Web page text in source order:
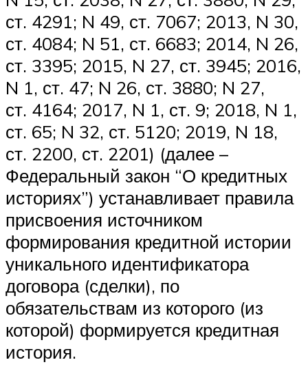
ст. 4291; N 49, ст. 7067; 2013, N 30,
ст. 4084; N 51, ст. 6683; 2014, N 26,
ст. 3395; 2015, N 27, ст. 3945; 2016,
N 1, ст. 47; N 26, ст. 3880; N 27,
ст. 4164; 2017, N 1, ст. 9; 2018, N 1,
ст. 65; N 32, ст. 5120; 2019, N 18,
ст. 2200, ст. 2201) (далее –
Федеральный закон “О кредитных
историях”) устанавливает правила
присвоения источником
формирования кредитной истории
уникального идентификатора
договора (сделки), по
обязательствам из которого (из
которой) формируется кредитная
история.